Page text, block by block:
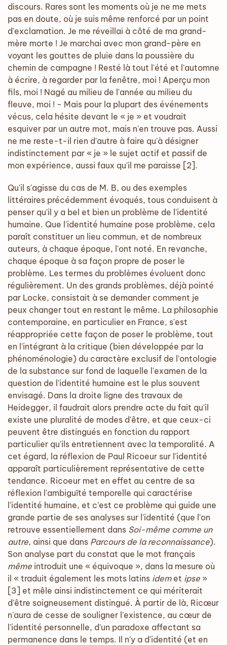
discours. Rares sont les moments où je ne me mets
pas en doute, où je suis même renforcé par un point
d'exclamation. Je me réveillai à côté de ma grand-
mère morte ! Je marchai avec mon grand-père en
voyant les gouttes de pluie dans la poussière du
chemin de campagne ! Resté là tout l'été et l'automne
à écrire, à regarder par la fenêtre, moi ! Aperçu mon
fils, moi ! Nagé au milieu de l'année au milieu du
fleuve, moi ! - Mais pour la plupart des événements
vécus, cela hésite devant le « je » et voudrait
esquiver par un autre mot, mais n'en trouve pas. Aussi
ne me reste-t-il rien d'autre à faire qu'à désigner
indistinctement par « je » le sujet actif et passif de
mon expérience, aussi faux qu'il me paraisse [2].
Qu'il s'agisse du cas de M. B, ou des exemples
littéraires précédemment évoqués, tous conduisent à
penser qu'il y a bel et bien un problème de l'identité
humaine. Que l'identité humaine pose problème, cela
paraît constituer un lieu commun, et de nombreux
auteurs, à chaque époque, l'ont noté. En revanche,
chaque époque à sa façon propre de poser le
problème. Les termes du problèmes évoluent donc
régulièrement. Un des grands problèmes, déjà pointé
par Locke, consistait à se demander comment je
peux changer tout en restant le même. La philosophie
contemporaine, en particulier en France, s'est
réappropriée cette façon de poser le problème, tout
en l'intégrant à la critique (bien développée par la
phénoménologie) du caractère exclusif de l'ontologie
de la substance sur fond de laquelle l'examen de la
question de l'identité humaine est le plus souvent
envisagé. Dans la droite ligne des travaux de
Heidegger, il faudrait alors prendre acte du fait qu'il
existe une pluralité de modes d'être, et que ceux-ci
peuvent être distingués en fonction du rapport
particulier qu'ils entretiennent avec la temporalité. A
cet égard, la réflexion de Paul Ricoeur sur l'identité
apparaît particulièrement représentative de cette
tendance. Ricoeur met en effet au centre de sa
réflexion l'ambiguïté temporelle qui caractérise
l'identité humaine, et c'est ce problème qui guide une
grande partie de ses analyses sur l'identité (que l'on
retrouve essentiellement dans Soi-même comme un
autre, ainsi que dans Parcours de la reconnaissance).
Son analyse part du constat que le mot français
même introduit une « équivoque », dans la mesure où
il « traduit également les mots latins idemet ipse »
[3] et mêle ainsi indistinctement ce qui mériterait
d'être soigneusement distingué. À partir de là, Ricœur
n'aura de cesse de souligner l'existence, au cœur de
l'identité personnelle, d'un paradoxe affectant sa
permanence dans le temps. Il n'y a d'identité (et en